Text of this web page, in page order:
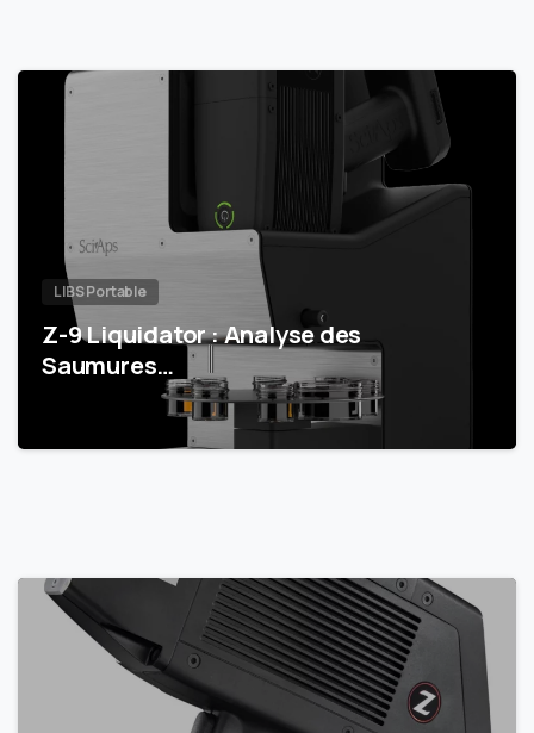
LIBS Portable
Z-9 Liquidator : Analyse des
Saumures…